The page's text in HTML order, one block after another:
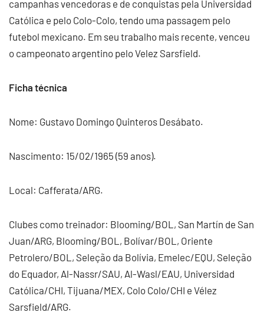
campanhas vencedoras e de conquistas pela Universidad
Católica e pelo Colo-Colo, tendo uma passagem pelo
futebol mexicano. Em seu trabalho mais recente, venceu
o campeonato argentino pelo Velez Sarsfield.
Ficha técnica
Nome: Gustavo Domingo Quinteros Desábato.
Nascimento: 15/02/1965 (59 anos).
Local: Cafferata/ARG.
Clubes como treinador: Blooming/BOL, San Martín de San
Juan/ARG, Blooming/BOL, Bolívar/BOL, Oriente
Petrolero/BOL, Seleção da Bolívia, Emelec/EQU, Seleção
do Equador, Al-Nassr/SAU, Al-Wasl/EAU, Universidad
Católica/CHI, Tijuana/MEX, Colo Colo/CHI e Vélez
Sarsfield/ARG.